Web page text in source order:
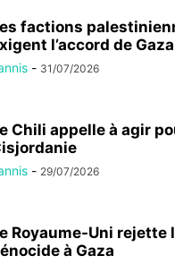
factions
l’accord de Gaza
- 31/07/2026
Chili appelle à agir
- 29/07/2026
Royaume-Uni rejette
à Gaza